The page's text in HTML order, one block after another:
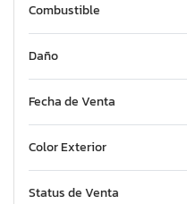
Combustible
Daño
Fecha de Venta
Color Exterior
Status de Venta